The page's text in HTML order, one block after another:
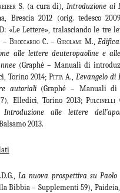
S. (a cura di),Introduzione al
Brescia 2012 (orig. tedesco
«Le Lettere», tralasciando le tre
Broccardo C. – Girolami M.,
alle lettere deuteropaoline e
(Graphé – Manuali di
Torino 2014;Pitta A., L’evangelo
autoriali(Graphé – Manuali di
Elledici, Torino 2013;Pulcinelli
Introduzione alle lettere
2013.
.,La nuova prospettiva su Paolo
Bibbia – Supplementi 59), Paideia,